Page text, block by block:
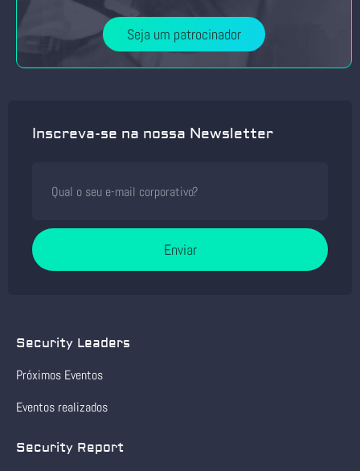
Seja um patrocinador
Inscreva-se na nossa Newsletter
Enviar
Security Leaders
Próximos Eventos
Eventos realizados
Security Report